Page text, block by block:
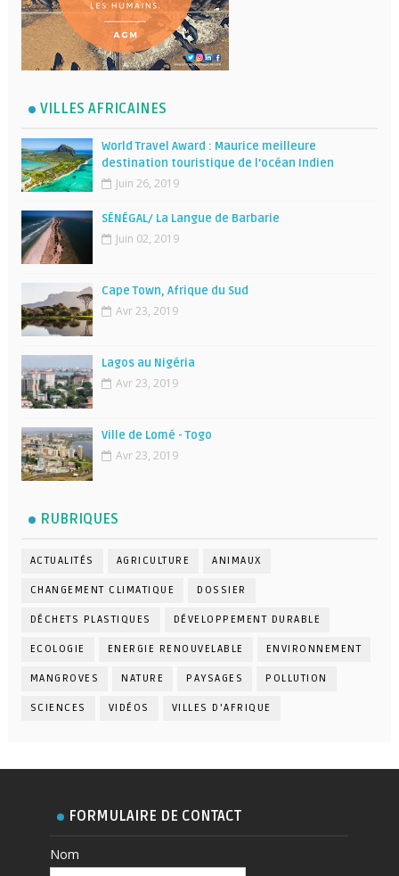
VILLES AFRICAINES
World Travel Award : Maurice meilleure
destination touristique de l’océan Indien
Juin 26, 2019
SÉNÉGAL/ La Langue de Barbarie
Juin 02, 2019
Cape Town, Afrique du Sud
Avr 23, 2019
Lagos au Nigéria
Avr 23, 2019
Ville de Lomé - Togo
Avr 23, 2019
RUBRIQUES
ACTUALITÉS AGRICULTURE ANIMAUX
CHANGEMENT CLIMATIQUE DOSSIER
DÉCHETS PLASTIQUES DÉVELOPPEMENT DURABLE
ECOLOGIE ENERGIE RENOUVELABLE ENVIRONNEMENT
MANGROVES NATURE PAYSAGES POLLUTION
SCIENCES VIDÉOS VILLES D'AFRIQUE
FORMULAIRE DE CONTACT
Nom